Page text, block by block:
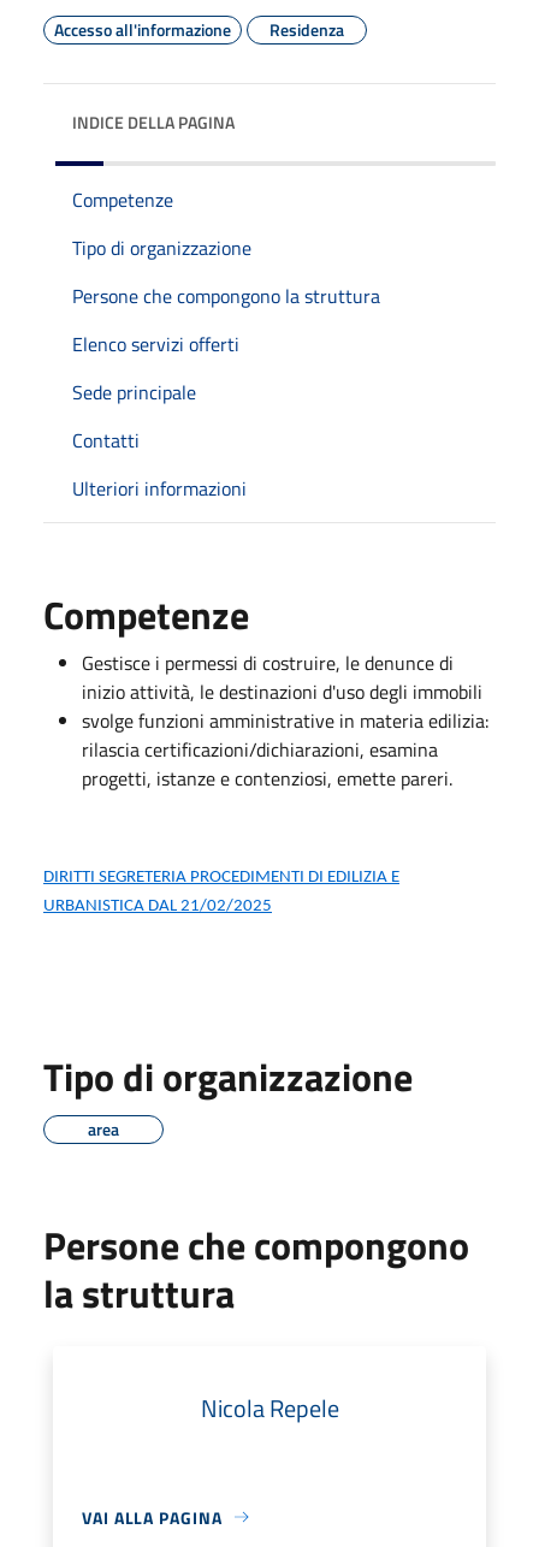
Accesso all'informazione
Residenza
INDICE DELLA PAGINA
Competenze
Tipo di organizzazione
Persone che compongono la struttura
Elenco servizi offerti
Sede principale
Contatti
Ulteriori informazioni
Competenze
Gestisce i permessi di costruire, le denunce di
inizio attività, le destinazioni d'uso degli immobili
svolge funzioni amministrative in materia edilizia:
rilascia certificazioni/dichiarazioni, esamina
progetti, istanze e contenziosi, emette pareri.
DIRITTI SEGRETERIA PROCEDIMENTI DI EDILIZIA E
URBANISTICA DAL 21/02/2025
Tipo di organizzazione
area
Persone che compongono
la struttura
Nicola Repele
VAI ALLA PAGINA